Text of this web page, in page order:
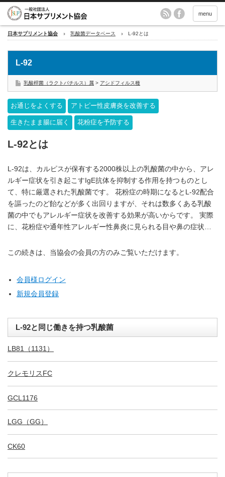
menu
日本サプリメント協会 乳酸菌データベース L-92とは
L-92
乳酸桿菌（ラクトバチルス）属 > アシドフィルス種
お通じをよくする アトピー性皮膚炎を改善する
生きたまま腸に届く 花粉症を予防する
L-92とは
L-92は、カルピスが保有する2000株以上の乳酸菌の中から、アレ
ルギー症状を引き起こすIgE抗体を抑制する作用を持つものとし
て、特に厳選された乳酸菌です。 花粉症の時期になるとL-92配合
を謳ったのど飴などが多く出回りますが、それは数多くある乳酸
菌の中でもアレルギー症状を改善する効果が高いからです。 実際
に、花粉症や通年性アレルギー性鼻炎に見られる目や鼻の症状…
この続きは、当協会の会員の方のみご覧いただけます。
会員様ログイン
新規会員登録
L-92と同じ働きを持つ乳酸菌
LB81（1131）
クレモリスFC
GCL1176
LGG（GG）
CK60